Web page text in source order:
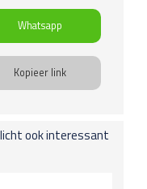
p/kwinfo
Whatsapp
Kopieer link
ook interessant